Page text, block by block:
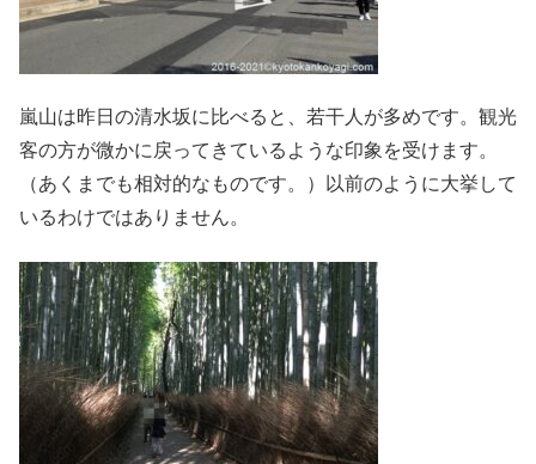
嵐山は昨日の清水坂に比べると、若干人が多めです。観光
客の方が微かに戻ってきているような印象を受けます。
（あくまでも相対的なものです。）以前のように大挙して
いるわけではありません。